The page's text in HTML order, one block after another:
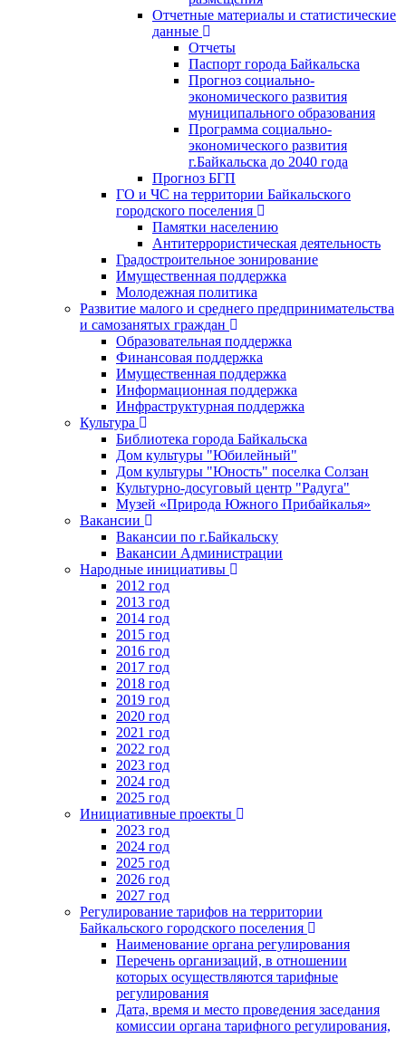
Отчетные материалы и статистические
данные
Отчеты
Паспорт города Байкальска
Прогноз социально-
экономического развития
муниципального образования
Программа социально-
экономического развития
г.Байкальска до 2040 года
Прогноз БГП
ГО и ЧС на территории Байкальского
городского поселения
Памятки населению
Антитеррористическая деятельность
Градостроительное зонирование
Имущественная поддержка
Молодежная политика
Развитие малого и среднего предпринимательства
и самозанятых граждан
Образовательная поддержка
Финансовая поддержка
Имущественная поддержка
Информационная поддержка
Инфраструктурная поддержка
Культура
Библиотека города Байкальска
Дом культуры "Юбилейный"
Дом культуры "Юность" поселка Солзан
Культурно-досуговый центр "Радуга"
Музей «Природа Южного Прибайкалья»
Вакансии
Вакансии по г.Байкальску
Вакансии Администрации
Народные инициативы
2012 год
2013 год
2014 год
2015 год
2016 год
2017 год
2018 год
2019 год
2020 год
2021 год
2022 год
2023 год
2024 год
2025 год
Инициативные проекты
2023 год
2024 год
2025 год
2026 год
2027 год
Регулирование тарифов на территории
Байкальского городского поселения
Наименование органа регулирования
Перечень организаций, в отношении
которых осуществляются тарифные
регулирования
Дата, время и место проведения заседания
комиссии органа тарифного регулирования,